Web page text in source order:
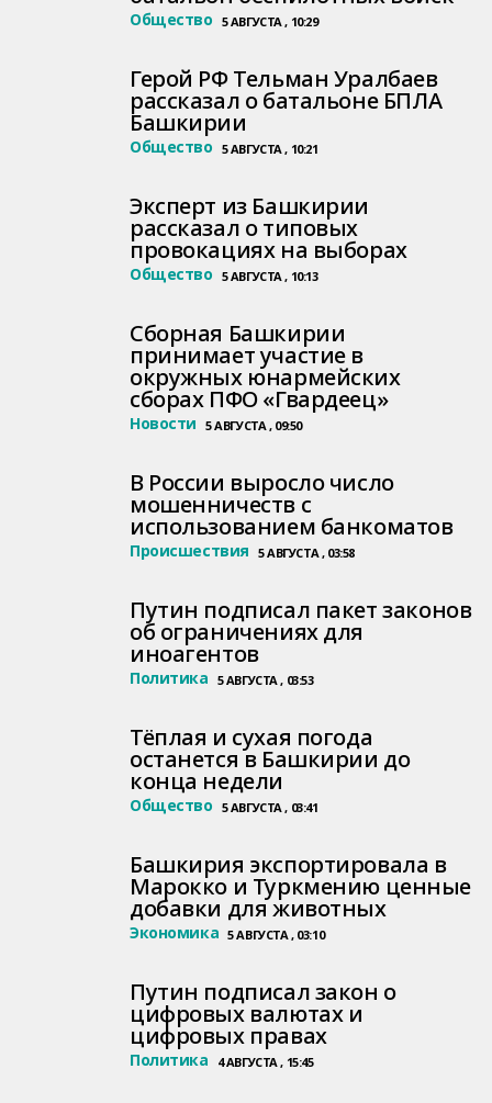
Общество 5 АВГУСТА , 10:29
Герой РФ Тельман Уралбаев
рассказал о батальоне БПЛА
Башкирии
Общество 5 АВГУСТА , 10:21
Эксперт из Башкирии
рассказал о типовых
провокациях на выборах
Общество 5 АВГУСТА , 10:13
Сборная Башкирии
принимает участие в
окружных юнармейских
сборах ПФО «Гвардеец»
Новости 5 АВГУСТА , 09:50
В России выросло число
мошенничеств с
использованием банкоматов
Происшествия 5 АВГУСТА , 03:58
Путин подписал пакет законов
об ограничениях для
иноагентов
Политика 5 АВГУСТА , 03:53
Тёплая и сухая погода
останется в Башкирии до
конца недели
Общество 5 АВГУСТА , 03:41
Башкирия экспортировала в
Марокко и Туркмению ценные
добавки для животных
Экономика 5 АВГУСТА , 03:10
Путин подписал закон о
цифровых валютах и
цифровых правах
Политика 4 АВГУСТА , 15:45